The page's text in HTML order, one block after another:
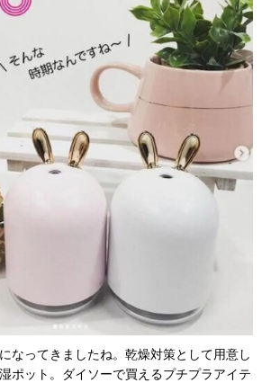
なってきましたね。乾燥対策として用意し
ポット。ダイソーで買えるプチプラアイテ